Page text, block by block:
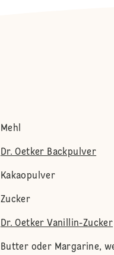
Mehl
Dr. Oetker Backpulver
Kakaopulver
Zucker
Dr. Oetker Vanillin-Zucker
Butter oder Margarine,